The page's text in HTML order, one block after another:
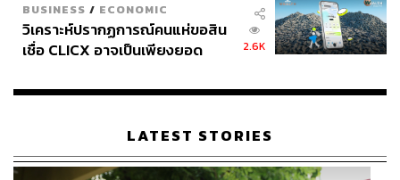
BUSINESS / ECONOMIC
วิเคราะห์ปรากฏการณ์คนแห่ขอสิน
เชื่อ CLICX อาจเป็นเพียงยอด
เรือนไทยที่ถูกซุกไว้
2.6K
LATEST STORIES